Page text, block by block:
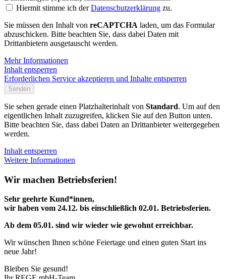
Hiermit stimme ich derDatenschutzerklärung zu.
Sie müssen den Inhalt von reCAPTCHA laden, um das Formular
abzuschicken. Bitte beachten Sie, dass dabei Daten mit
Drittanbietern ausgetauscht werden.
Mehr Informationen
Inhalt entsperren
Erforderlichen Service akzeptieren und Inhalte entsperren
Senden
Sie sehen gerade einen Platzhalterinhalt von Standard. Um auf den
eigentlichen Inhalt zuzugreifen, klicken Sie auf den Button unten.
Bitte beachten Sie, dass dabei Daten an Drittanbieter weitergegeben
werden.
Inhalt entsperren
Weitere Informationen
Wir machen Betriebsferien!
Sehr geehrte Kund*innen,
wir haben vom 24.12. bis einschließlich 02.01. Betriebsferien.
Ab dem 05.01. sind wir wieder wie gewohnt erreichbar.
Wir wünschen Ihnen schöne Feiertage und einen guten Start ins
neue Jahr!
Bleiben Sie gesund!